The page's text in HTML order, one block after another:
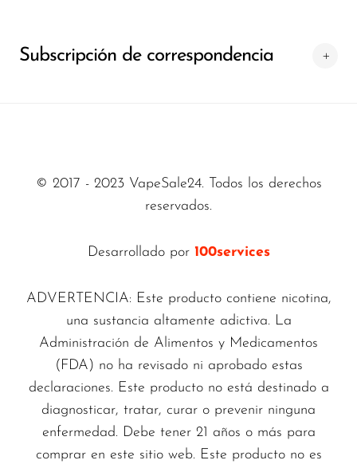
La elección más inteligente y más
Subscripción de correspondencia
© 2017 - 2023 VapeSale24. Todos los derechos
reservados.
Desarrollado por 100services
ADVERTENCIA: Este producto contiene nicotina,
una sustancia altamente adictiva. La
Administración de Alimentos y Medicamentos
(FDA) no ha revisado ni aprobado estas
declaraciones. Este producto no está destinado a
diagnosticar, tratar, curar o prevenir ninguna
enfermedad. Debe tener 21 años o más para
comprar en este sitio web. Este producto no es